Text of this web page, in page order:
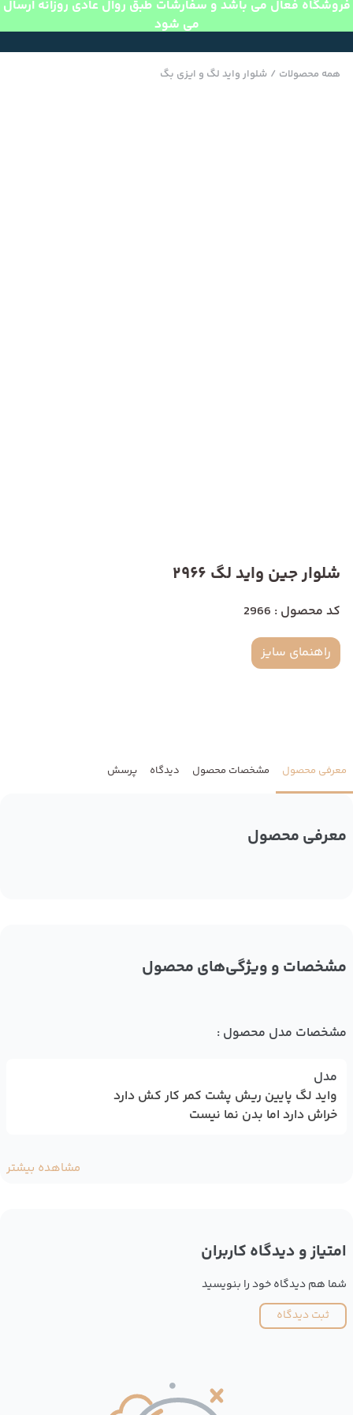
فروشگاه فعال می باشد و سفارشات طبق روال عادی روزانه ارسال
می شود
همه محصولات / شلوار واید لگ و ایزی بگ
شلوار جین واید لگ 2966
کد محصول : 2966
راهنمای سایز
معرفی محصول مشخصات محصول دیدگاه پرسش
معرفی محصول
مشخصات و ویژگی‌های محصول
مشخصات مدل محصول :
مدل
واید لگ پایین ریش پشت کمر کار کش دارد
خراش دارد اما بدن نما نیست
مشاهده بیشتر
امتیاز و دیدگاه کاربران
شما هم دیدگاه خود را بنویسید
ثبت دیدگاه